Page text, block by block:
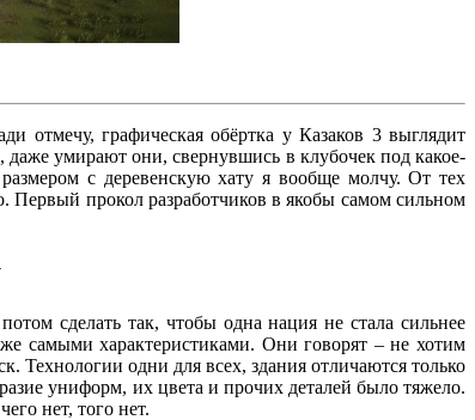
отмечу, графическая обёртка у Казаков 3 выглядит
умирают они, свернувшись в клубочек под какое-
с деревенскую хату я вообще молчу. От тех
Первый прокол разработчиков в якобы самом сильном
сделать так, чтобы одна нация не стала сильнее
самыми характеристиками. Они говорят – не хотим
Технологии одни для всех, здания отличаются только
униформ, их цвета и прочих деталей было тяжело.
нет, того нет.